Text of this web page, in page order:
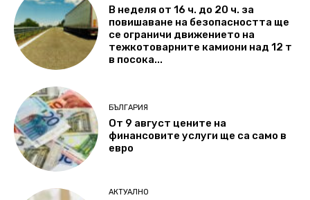
В неделя от 16 ч. до 20 ч. за
повишаване на безопасността ще
се ограничи движението на
тежкотоварните камиони над 12 т
в посока...
БЪЛГАРИЯ
От 9 август цените на
финансовите услуги ще са само в
евро
АКТУАЛНО